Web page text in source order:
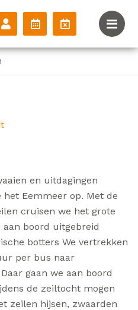
en uitdagingen
het Eemmeer op. Met de
cruisen we het grote
boord uitgebreid
botters We vertrekken
per bus naar
gaan we aan boord
de zeiltocht mogen
zeilen hijsen, zwaarden